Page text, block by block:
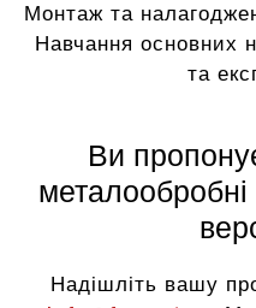
Монтаж та
Навчання основних
та
Ви
Надішліть вашу